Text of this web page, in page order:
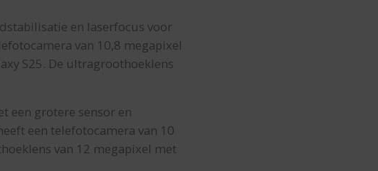
en laserfocus voor
van 10,8 megapixel
S25. De ultragroothoeklens
een grotere sensor en
een telefotocamera van 10
van 12 megapixel met